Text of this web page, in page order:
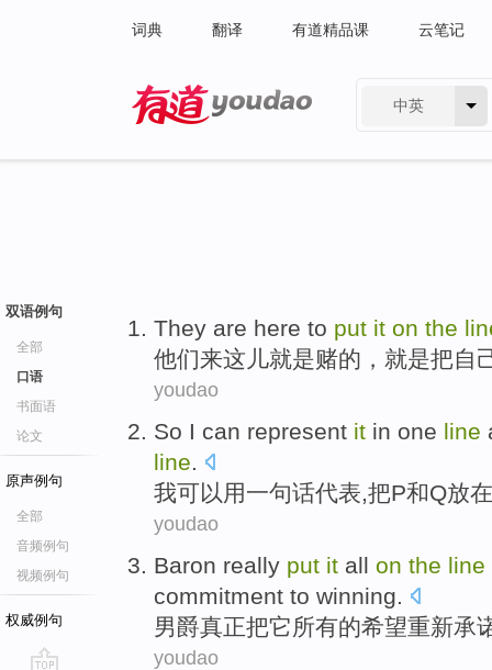
词典 翻译 有道精品课 云笔记
中英
双语例句
全部
口语
书面语
论文
原声例句
全部
音频例句
视频例句
权威例句
They are here to put it on the
他们来这儿就是赌的 ，就是把自
youdao
So I can represent it in one line
line.
我可以用一句话代表,把P和Q放在
youdao
Baron really put it all on the line
commitment to winning
男爵真正把它所有的希望重新承
youdao